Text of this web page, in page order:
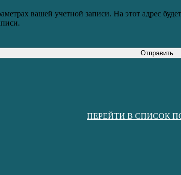
вашей учетной записи. На этот адрес
Отправить
ПЕРЕЙТИ В СПИСОК